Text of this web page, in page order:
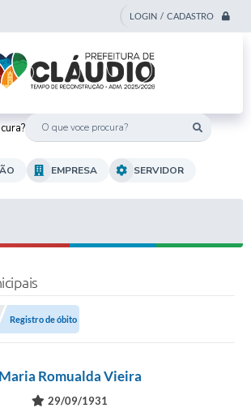
LOGIN / CADASTRO
EMPRESA SERVIDOR
Registro de óbito
Maria Romualda Vieira
29/09/1931